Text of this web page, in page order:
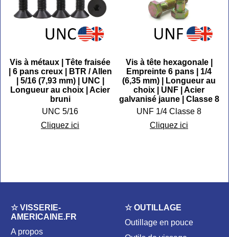
Vis à métaux | Tête fraisée
| 6 pans creux | BTR / Allen
| 5/16 (7,93 mm) | UNC |
Longueur au choix | Acier
bruni
UNC 5/16
Cliquez ici
Vis à tête hexagonale |
Empreinte 6 pans | 1/4
(6,35 mm) | Longueur au
choix | UNF | Acier
galvanisé jaune | Classe 8
UNF 1/4 Classe 8
Cliquez ici
☆ VISSERIE-
AMERICAINE.FR
A propos
☆ OUTILLAGE
Outillage en pouce